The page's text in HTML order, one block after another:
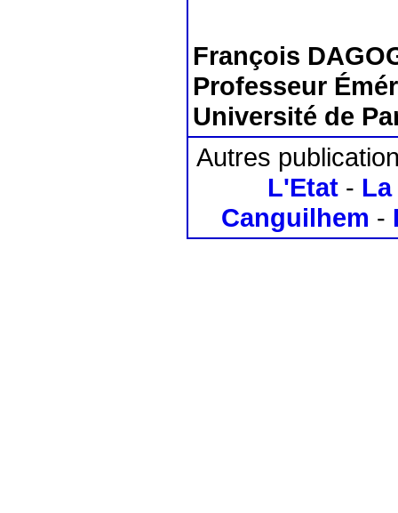
François
Professeur
Université de
Autres
L'Etat-
Canguilhem -